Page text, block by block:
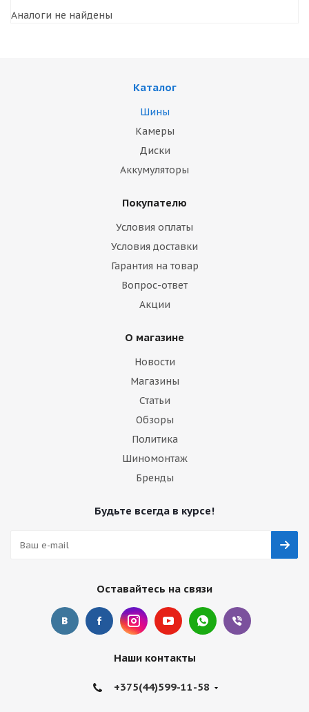
Аналоги не найдены
Каталог
Шины
Камеры
Диски
Аккумуляторы
Покупателю
Условия оплаты
Условия доставки
Гарантия на товар
Вопрос-ответ
Акции
О магазине
Новости
Магазины
Статьи
Обзоры
Политика
Шиномонтаж
Бренды
Будьте всегда в курсе!
Оставайтесь на связи
Наши контакты
+375(44)599-11-58